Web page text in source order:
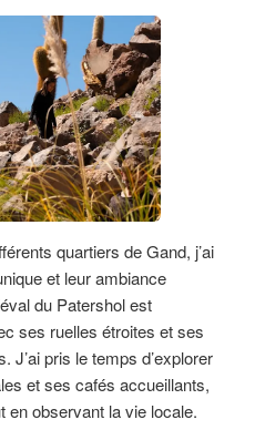
quartiers de Gand, j’ai
et leur ambiance
du Patershol est
ses ruelles étroites et ses
J’ai pris le temps d’explorer
et ses cafés accueillants,
en observant la vie locale.